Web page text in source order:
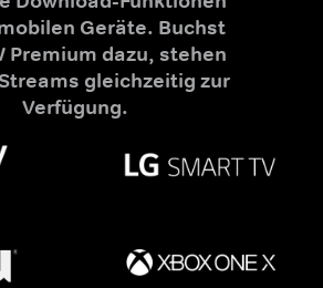
Geräte. Buchst
Premium dazu, stehen
gleichzeitig zur
Verfügung.